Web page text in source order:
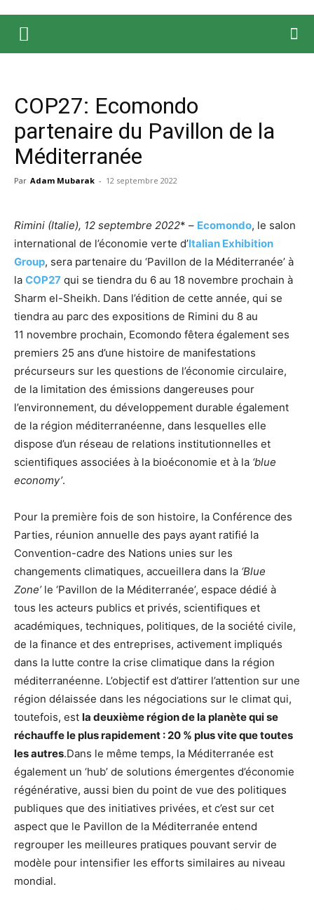
COP27: Ecomondo
partenaire du Pavillon de la
Méditerranée
Par Adam Mubarak - 12 septembre 2022
Rimini (Italie), 12 septembre 2022* – Ecomondo, le salon
international de l’économie verte d’Italian Exhibition
Group, sera partenaire du ‘Pavillon de la Méditerranée’ à
la COP27 qui se tiendra du 6 au 18 novembre prochain à
Sharm el-Sheikh. Dans l’édition de cette année, qui se
tiendra au parc des expositions de Rimini du 8 au
11 novembre prochain, Ecomondo fêtera également ses
premiers 25 ans d’une histoire de manifestations
précurseurs sur les questions de l’économie circulaire,
de la limitation des émissions dangereuses pour
l’environnement, du développement durable également
de la région méditerranéenne, dans lesquelles elle
dispose d’un réseau de relations institutionnelles et
scientifiques associées à la bioéconomie et à la ‘blue
economy’.
Pour la première fois de son histoire, la Conférence des
Parties, réunion annuelle des pays ayant ratifié la
Convention-cadre des Nations unies sur les
changements climatiques, accueillera dans la ‘Blue
Zone’le ‘Pavillon de la Méditerranée’, espace dédié à
tous les acteurs publics et privés, scientifiques et
académiques, techniques, politiques, de la société civile,
de la finance et des entreprises, activement impliqués
dans la lutte contre la crise climatique dans la région
méditerranéenne. L’objectif est d’attirer l’attention sur une
région délaissée dans les négociations sur le climat qui,
toutefois, est la deuxième région de la planète qui se
réchauffe le plus rapidement : 20 % plus vite que toutes
les autres.Dans le même temps, la Méditerranée est
également un ‘hub’ de solutions émergentes d’économie
régénérative, aussi bien du point de vue des politiques
publiques que des initiatives privées, et c’est sur cet
aspect que le Pavillon de la Méditerranée entend
regrouper les meilleures pratiques pouvant servir de
modèle pour intensifier les efforts similaires au niveau
mondial.